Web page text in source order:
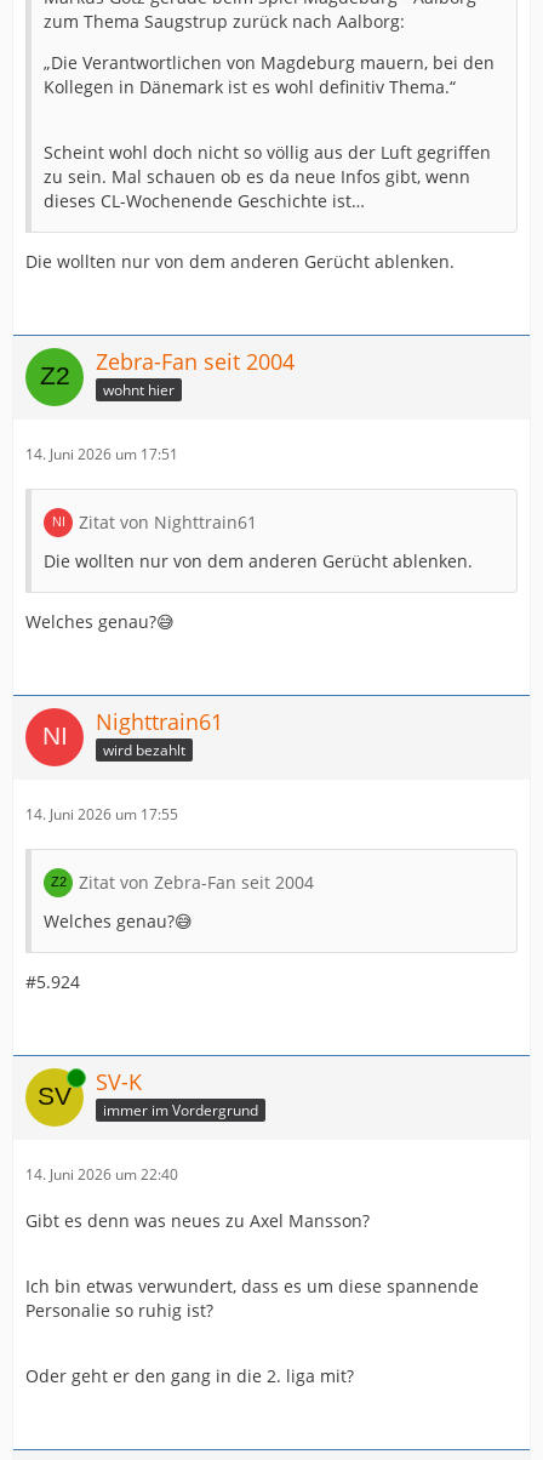
zum Thema Saugstrup zurück nach Aalborg:
„Die Verantwortlichen von Magdeburg mauern, bei den
Kollegen in Dänemark ist es wohl definitiv Thema.“
Scheint wohl doch nicht so völlig aus der Luft gegriffen
zu sein. Mal schauen ob es da neue Infos gibt, wenn
dieses CL-Wochenende Geschichte ist…
Die wollten nur von dem anderen Gerücht ablenken.
Zebra-Fan seit 2004
wohnt hier
14. Juni 2026 um 17:51
Zitat von Nighttrain61
Die wollten nur von dem anderen Gerücht ablenken.
Welches genau?😅
Nighttrain61
wird bezahlt
14. Juni 2026 um 17:55
Zitat von Zebra-Fan seit 2004
Welches genau?😅
#5.924
Online SV-K
immer im Vordergrund
14. Juni 2026 um 22:40
Gibt es denn was neues zu Axel Mansson?
Ich bin etwas verwundert, dass es um diese spannende
Personalie so ruhig ist?
Oder geht er den gang in die 2. liga mit?